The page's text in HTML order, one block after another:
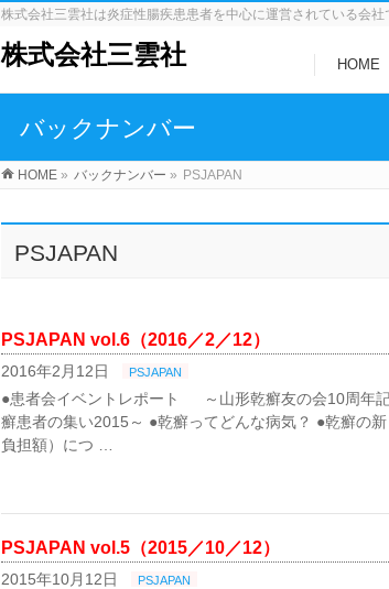
株式会社三雲社は炎症性腸疾患患者を中心に運営されている会社
株式会社三雲社 HOME
バックナンバー
HOME » バックナンバー » PSJAPAN
PSJAPAN
PSJAPAN vol.6（2016／2／12）
2016年2月12日 PSJAPAN
●患者会イベントレポート ～山形乾癬友の会10周年
癬患者の集い2015～ ●乾癬ってどんな病気？ ●乾癬の
負担額）につ …
PSJAPAN vol.5（2015／10／12）
2015年10月12日 PSJAPAN